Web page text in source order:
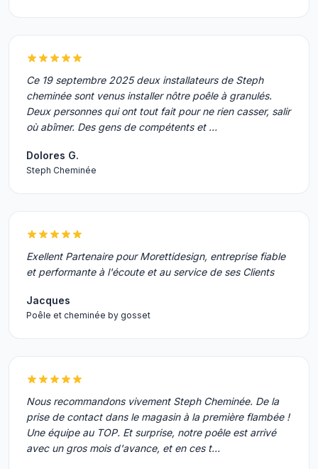
Ce 19 septembre 2025 deux installateurs de Steph
cheminée sont venus installer nôtre poêle à granulés.
Deux personnes qui ont tout fait pour ne rien casser, salir
où abîmer. Des gens de compétents et …
Dolores G.
Steph Cheminée
Exellent Partenaire pour Morettidesign, entreprise fiable
et performante à l'écoute et au service de ses Clients
Jacques
Poêle et cheminée by gosset
Nous recommandons vivement Steph Cheminée. De la
prise de contact dans le magasin à la première flambée !
Une équipe au TOP. Et surprise, notre poêle est arrivé
avec un gros mois d'avance, et en ces t…